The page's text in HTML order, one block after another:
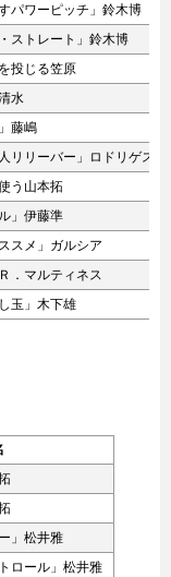
パワーピッチ」鈴木博
ストレート」鈴木博
投じる笠原
水
藤嶋
リリーバー」ロドリゲス
う山本拓
」伊藤準
スメ」ガルシア
．マルティネス
玉」木下雄
」松井雅
ロール」松井雅